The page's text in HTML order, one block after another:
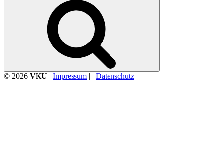
© 2026 VKU | Impressum | | Datenschutz